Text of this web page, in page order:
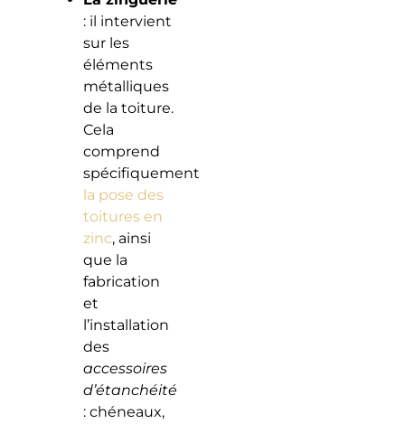
: il intervient
sur les
éléments
métalliques
de la toiture.
Cela
comprend
spécifiquement
la pose des
toitures en
zinc, ainsi
que la
fabrication
et
l’installation
des
accessoires
d’étanchéité
: chéneaux,